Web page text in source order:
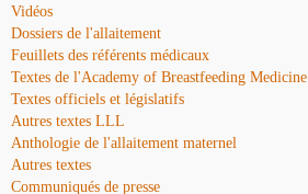
Vidéos
Dossiers de l'allaitement
Feuillets des référents médicaux
Textes de l'Academy of Breastfeeding Medicine
Textes officiels et législatifs
Autres textes LLL
Anthologie de l'allaitement maternel
Autres textes
Communiqués de presse